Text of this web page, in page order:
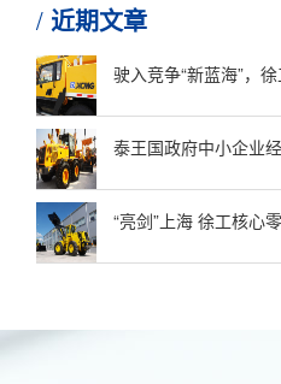
近期文章
驶入竞争“新蓝海”，
泰王国政府中小企业
“亮剑”上海 徐工核心